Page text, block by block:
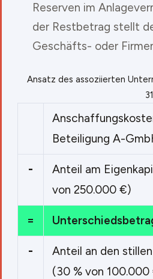
Reserven im
der Restbetrag stellt
Geschäfts- oder
Ansatz des assoziierten
Beteiligung A-
-
Anteil am
von 250.000 €)
=
-
Anteil an den
(30 % von 100.000